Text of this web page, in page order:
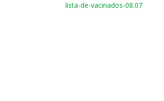
lista-de-vacinados-08.07